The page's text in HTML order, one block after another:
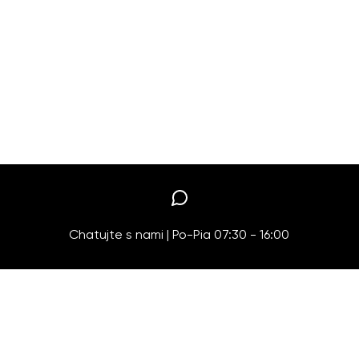
Chatujte s nami | Po-Pia 07:30 - 16:00